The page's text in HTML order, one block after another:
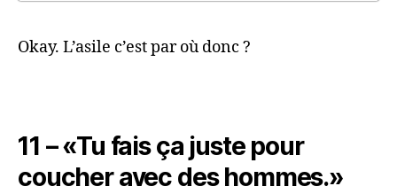
Okay. L’asile c’est par où donc ?
11 – «Tu fais ça juste pour
coucher avec des hommes.»